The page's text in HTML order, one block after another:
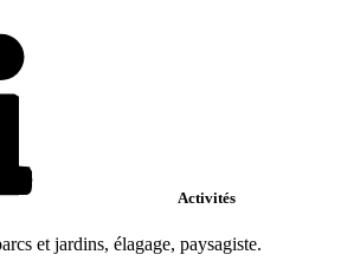
Activités
et jardins, élagage, paysagiste.